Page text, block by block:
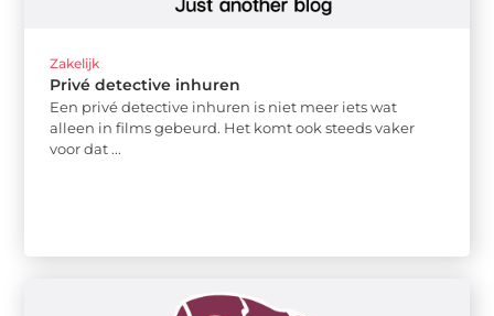
Zakelijk
Privé detective inhuren
Een privé detective inhuren is niet meer iets wat
alleen in films gebeurd. Het komt ook steeds vaker
voor dat ...